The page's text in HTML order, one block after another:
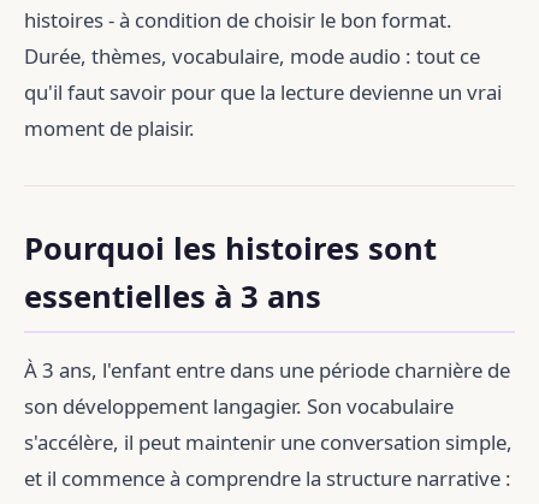
histoires - à condition de choisir le bon format.
Durée, thèmes, vocabulaire, mode audio : tout ce
qu'il faut savoir pour que la lecture devienne un vrai
moment de plaisir.
Pourquoi les histoires sont
essentielles à 3 ans
À 3 ans, l'enfant entre dans une période charnière de
son développement langagier. Son vocabulaire
s'accélère, il peut maintenir une conversation simple,
et il commence à comprendre la structure narrative :